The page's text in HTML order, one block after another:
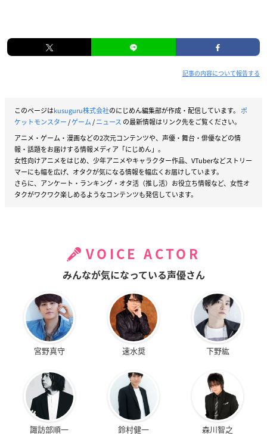
記事の内容について報告する
このページはkusuguru株式会社のにじめん編集部が作成・配信しています。 ポ
ケットモンスター/ゲーム/ニュース の最新情報はリンク先をご覧ください。
アニメ・ゲーム・漫画などの2次元コンテンツや、声優・舞台・俳優などの情
報・話題をお届けする情報メディア「にじめん」。
女性向けアニメをはじめ、少年アニメやキャラクター作品、VTuberなどストリー
マーにも幅を広げ、オタクが気になる情報を幅広くお届けしています。
さらに、アンケート・ランキング・オタ活（推し活）お役立ち情報など、女性オ
タクがワクワク楽しめるようなコンテンツも発信しています。
VOICE ACTOR
みんなが気になっている声優さん
宮野真守 速水奨 下野紘
諏訪部順一 鈴村健一 森川智之